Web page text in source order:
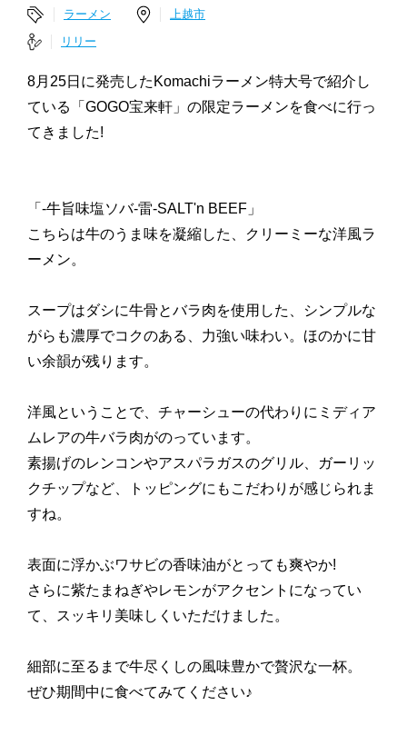
ラーメン
上越市
リリー
8月25日に発売したKomachiラーメン特大号で紹介し
ている「GOGO宝来軒」の限定ラーメンを食べに行っ
てきました!
「-牛旨味塩ソバ-雷-SALT'n BEEF」
こちらは牛のうま味を凝縮した、クリーミーな洋風ラ
ーメン。
スープはダシに牛骨とバラ肉を使用した、シンプルな
がらも濃厚でコクのある、力強い味わい。ほのかに甘
い余韻が残ります。
洋風ということで、チャーシューの代わりにミディア
ムレアの牛バラ肉がのっています。
素揚げのレンコンやアスパラガスのグリル、ガーリッ
クチップなど、トッピングにもこだわりが感じられま
すね。
表面に浮かぶワサビの香味油がとっても爽やか!
さらに紫たまねぎやレモンがアクセントになってい
て、スッキリ美味しくいただけました。
細部に至るまで牛尽くしの風味豊かで贅沢な一杯。
ぜひ期間中に食べてみてください♪